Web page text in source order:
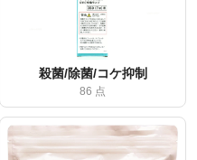
殺菌/除菌/コケ抑制
86 点